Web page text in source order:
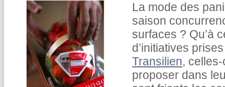
La mode des
saison
surfaces ? Qu’à
d’initiatives
Transilien,
proposer dans